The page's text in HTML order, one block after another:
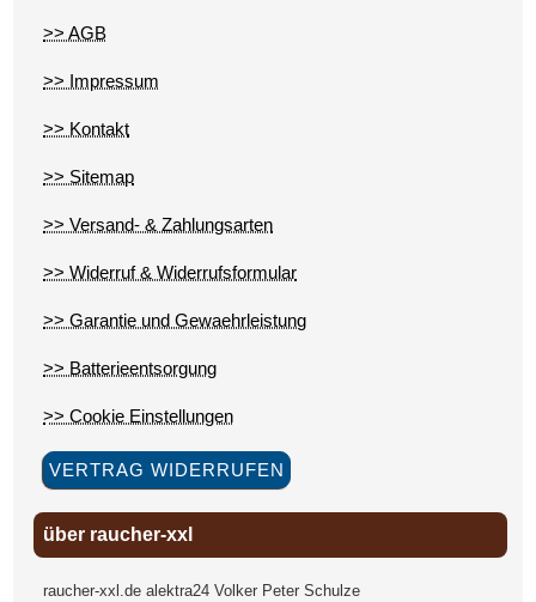
>> AGB
>> Impressum
>> Kontakt
>> Sitemap
>> Versand- & Zahlungsarten
>> Widerruf & Widerrufsformular
>> Garantie und Gewaehrleistung
>> Batterieentsorgung
>> Cookie Einstellungen
VERTRAG WIDERRUFEN
über raucher-xxl
raucher-xxl.de alektra24 Volker Peter Schulze